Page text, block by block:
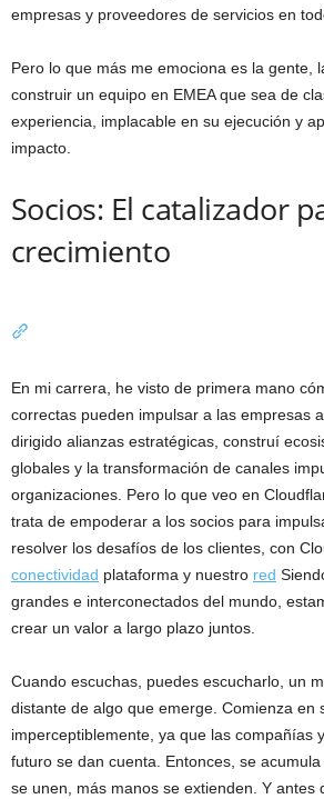
empresas y proveedores de servicios en
Pero lo que más me emociona es la gente,
construir un equipo en EMEA que sea de
experiencia, implacable en su ejecución y
impacto.
Socios: El catalizador
crecimiento
En mi carrera, he visto de primera mano
correctas pueden impulsar a las empresas
dirigido alianzas estratégicas, construí
globales y la transformación de canales
organizaciones. Pero lo que veo en
trata de empoderar a los socios para
resolver los desafíos de los clientes, con
conectividad plataforma y nuestro red
grandes e interconectados del mundo,
crear un valor a largo plazo juntos.
Cuando escuchas, puedes escucharlo, un
distante de algo que emerge. Comienza en
imperceptiblemente, ya que las compañías
futuro se dan cuenta. Entonces, se
se unen, más manos se extienden. Y antes